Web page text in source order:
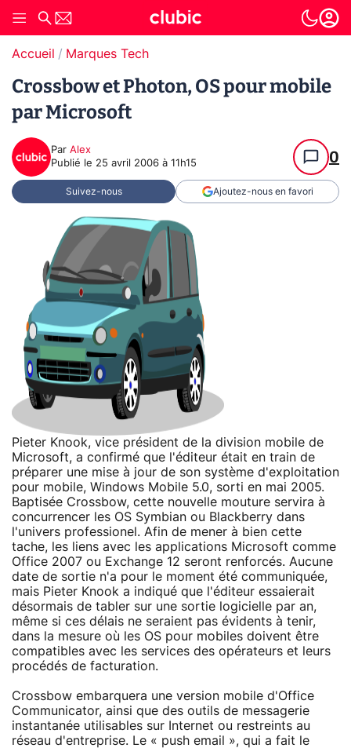
Accueil Marques Tech
Crossbow et Photon, OS pour mobile
par Microsoft
Par Alex
Publié le 25 avril 2006 à 11h15 0
Suivez-nous Ajoutez-nous en favori
Pieter Knook, vice président de la division mobile de
Microsoft, a confirmé que l'éditeur était en train de
préparer une mise à jour de son système d'exploitation
pour mobile, Windows Mobile 5.0, sorti en mai 2005.
Baptisée Crossbow, cette nouvelle mouture servira à
concurrencer les OS Symbian ou Blackberry dans
l'univers professionel. Afin de mener à bien cette
tache, les liens avec les applications Microsoft comme
Office 2007 ou Exchange 12 seront renforcés. Aucune
date de sortie n'a pour le moment été communiquée,
mais Pieter Knook a indiqué que l'éditeur essaierait
désormais de tabler sur une sortie logicielle par an,
même si ces délais ne seraient pas évidents à tenir,
dans la mesure où les OS pour mobiles doivent être
compatibles avec les services des opérateurs et leurs
procédés de facturation.
Crossbow embarquera une version mobile d'Office
Communicator, ainsi que des outils de messagerie
instantanée utilisables sur Internet ou restreints au
réseau d'entreprise. Le « push email », qui a fait le